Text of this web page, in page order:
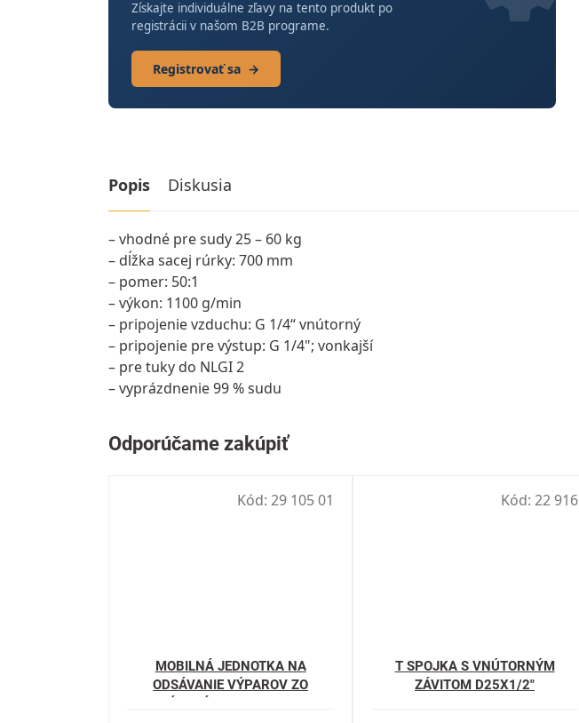
Získajte individuálne zľavy na tento produkt po
registrácii v našom B2B programe.
Registrovať sa →
Popis Diskusia
– vhodné pre sudy 25 – 60 kg
– dĺžka sacej rúrky: 700 mm
– pomer: 50:1
– výkon: 1100 g/min
– pripojenie vzduchu: G 1/4“ vnútorný
– pripojenie pre výstup: G 1/4"; vonkajší
– pre tuky do NLGI 2
– vyprázdnenie 99 % sudu
MOBILNÁ JEDNOTKA NA
ODSÁVANIE VÝPAROV ZO
Kód: 29 105 01
T SPOJKA S VNÚTORNÝM
ZÁVITOM D25X1/2"
Kód: 22 916